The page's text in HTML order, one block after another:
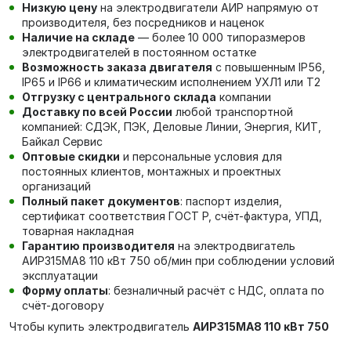
Низкую цену на электродвигатели АИР напрямую от
производителя, без посредников и наценок
Наличие на складе — более 10 000 типоразмеров
электродвигателей в постоянном остатке
Возможность заказа двигателя с повышенным IP56,
IP65 и IP66 и климатическим исполнением УХЛ1 или Т2
Отгрузку с центрального склада компании
Доставку по всей России любой транспортной
компанией: СДЭК, ПЭК, Деловые Линии, Энергия, КИТ,
Байкал Сервис
Оптовые скидки и персональные условия для
постоянных клиентов, монтажных и проектных
организаций
Полный пакет документов: паспорт изделия,
сертификат соответствия ГОСТ Р, счёт-фактура, УПД,
товарная накладная
Гарантию производителя на электродвигатель
АИР315МА8 110 кВт 750 об/мин при соблюдении условий
эксплуатации
Форму оплаты: безналичный расчёт с НДС, оплата по
счёт-договору
Чтобы купить электродвигатель АИР315МА8 110 кВт 750